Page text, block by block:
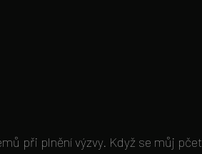
při plnění výzvy. Když se můj pčet